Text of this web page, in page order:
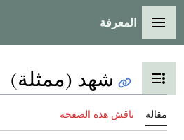
القائمة الرئيسية
المعرفة
تبديل عرض جدول المحتويات
شهد (ممثلة)
مقالة ناقش هذه الصفحة